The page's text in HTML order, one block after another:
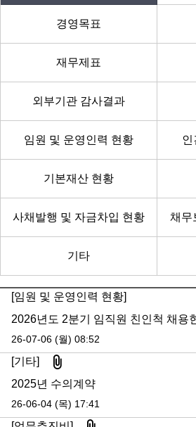
경영목표
재무제표
외부기관 감사결과
임원 및 운영인력 현황 인
기본재산 현황
사채발행 및 자금차입 현황 채무
기타
[임원 및 운영인력 현황]
2026년도 2분기 임직원 친인척 채용
26-07-06 (월) 08:52
[기타] 첨부파일
2025년 수의계약
26-06-04 (목) 17:41